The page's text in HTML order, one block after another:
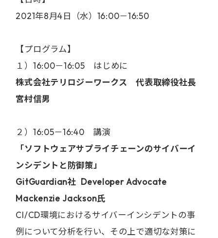
2021年8月4日（水）16:00－16:50
【プログラム】
１）16:00－16:05 はじめに
株式会社テリロジーワークス 代表取締役社長
宮村信男
２）16:05－16:40 講演
「ソフトウェアサプライチェーンのサイバーイ
ンシデントと防御策」
GitGuardian社 Developer Advocate
Mackenzie Jackson氏
CI/CD環境におけるサイバーインシデントの事
例について分析を行い、その上で適切な対策に